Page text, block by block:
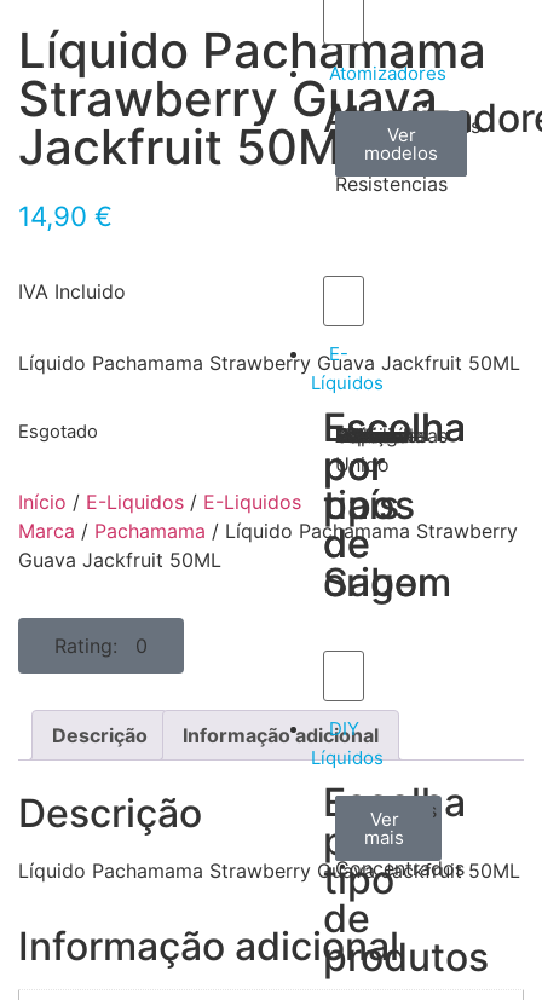
Atomizadores
Claromizadores
Ver
modelos
Reconstruíveis
Ver
modelos
Resistencias
Ver
modelos
E-
Líquidos
Escolha
por
tipos
de
Sabor
Tabaco
Frutas
Bebidas
Frescos
Sobremesas
Escolha
por
país
de
origem
Portugal
Alemanha
USA
Reino
Unido
Canadá
França
Malásia
Filipinas
Espanha
Polónia
Grécia
DIY
Líquidos
Escolha
por
tipo
de
produtos
Aromas
Concentrados
Ver
todos
Bases
Ver
mais
Accesorios
Ver
mais
Líquido Pachamama
Strawberry Guava
Jackfruit 50ML
14,90 €
IVA Incluido
Líquido Pachamama Strawberry Guava Jackfruit 50ML
Esgotado
Início / E-Liquidos / E-Liquidos
Marca / Pachamama / Líquido Pachamama Strawberry
Guava Jackfruit 50ML
Rating: 0
Descrição Informação adicional
Descrição
Líquido Pachamama Strawberry Guava Jackfruit 50ML
Informação adicional